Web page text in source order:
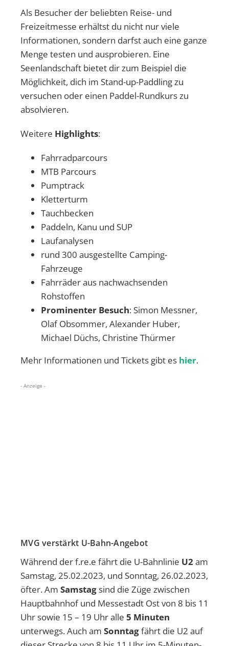
Als Besucher der beliebten Reise- und
Freizeitmesse erhältst du nicht nur viele
Informationen, sondern darfst auch eine ganze
Menge testen und ausprobieren. Eine
Seenlandschaft bietet dir zum Beispiel die
Möglichkeit, dich im Stand-up-Paddling zu
versuchen oder einen Paddel-Rundkurs zu
absolvieren.
Weitere Highlights:
Fahrradparcours
MTB Parcours
Pumptrack
Kletterturm
Tauchbecken
Paddeln, Kanu und SUP
Laufanalysen
rund 300 ausgestellte Camping-
Fahrzeuge
Fahrräder aus nachwachsenden
Rohstoffen
Prominenter Besuch: Simon Messner,
Olaf Obsommer, Alexander Huber,
Michael Düchs, Christine Thürmer
Mehr Informationen und Tickets gibt es hier.
- Anzeige -
MVG verstärkt U-Bahn-Angebot
Während der f.re.e fährt die U-Bahnlinie U2am
Samstag, 25.02.2023, und Sonntag, 26.02.2023,
öfter. Am Samstagsind die Züge zwischen
Hauptbahnhof und Messestadt Ost von 8 bis 11
Uhr sowie 15 – 19 Uhr alle 5 Minuten
unterwegs. Auch am Sonntagfährt die U2 auf